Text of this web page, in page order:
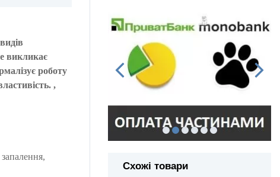
викликає
роботу
,
Схожі товари